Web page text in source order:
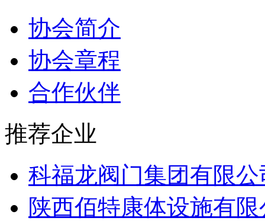
协会简介
协会章程
合作伙伴
推荐企业
科福龙阀门集团有限公
陕西佰特康体设施有